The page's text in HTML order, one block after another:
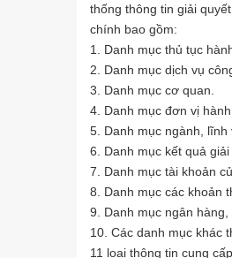
thống thông tin giải
chính bao gồm:
1. Danh mục thủ tục
2. Danh mục dịch vụ
3. Danh mục cơ quan.
4. Danh mục đơn vị hành
5. Danh mục ngành, lĩnh
6. Danh mục kết quả
7. Danh mục tài khoản
8. Danh mục các khoản
9. Danh mục ngân
10. Các danh mục khác
11 loại thông tin cung